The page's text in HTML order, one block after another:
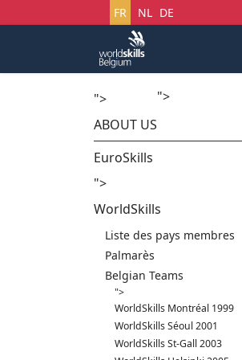
Sélectionnez votre langue
FR NL DE
">
">
ABOUT US
EuroSkills
">
WorldSkills
Liste des pays membres
Palmarès
Belgian Teams
">
WorldSkills Montréal 1999
WorldSkills Séoul 2001
WorldSkills St-Gall 2003